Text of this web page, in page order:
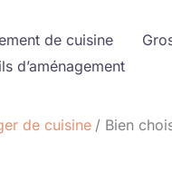
de cuisine
d’aménagement
de cuisine Bien